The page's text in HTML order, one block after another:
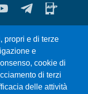
propri e di terze
e
cookie di
di terzi
delle attività